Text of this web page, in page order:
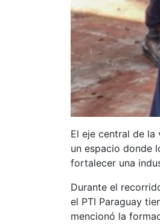
El eje central de
un espacio donde
fortalecer una
Durante el
el PTI Paraguay
mencionó la